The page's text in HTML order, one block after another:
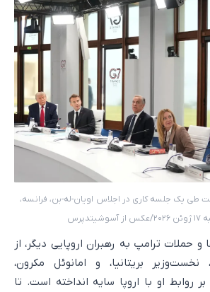
طی یک جلسه کاری در اجلاس اویان-له-بن، فرانسه،
حملات ترامپ به رهبران اروپایی دیگر، از
نخست‌وزیر بریتانیا، و امانوئل مکرون،
روابط او با اروپا سایه انداخته است. تا